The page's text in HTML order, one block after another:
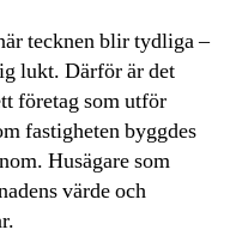
tecknen blir tydliga –
lukt. Därför är det
företag som utför
fastigheten byggdes
Husägare som
värde och